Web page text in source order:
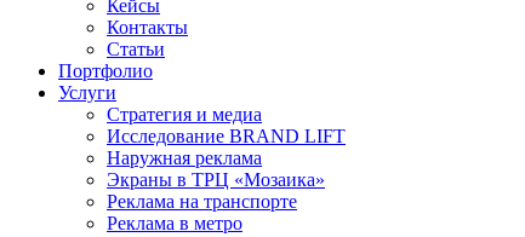
Кейсы
Контакты
Статьи
Портфолио
Услуги
Стратегия и медиа
Исследование BRAND LIFT
Наружная реклама
Экраны в ТРЦ «Мозаика»
Реклама на транспорте
Реклама в метро